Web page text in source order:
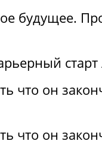
будущее.
что он
что он